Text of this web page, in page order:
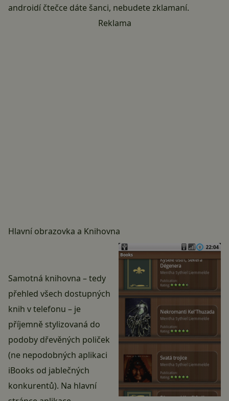
androidí čtečce dáte šanci, nebudete zklamaní.
Reklama
Hlavní obrazovka a Knihovna
Samotná knihovna – tedy
přehled všech dostupných
knih v telefonu – je
příjemně stylizovaná do
podoby dřevěných poliček
(ne nepodobných aplikaci
iBooks od jablečných
konkurentů). Na hlavní